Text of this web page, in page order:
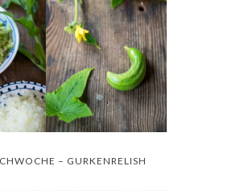
– GURKENRELISH